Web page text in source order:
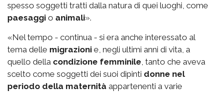
spesso soggetti tratti dalla natura di quei luoghi, come
paesaggi o animali».
«Nel tempo - continua - si era anche interessato al
tema delle migrazioni e, negli ultimi anni di vita, a
quello della condizione femminile, tanto che aveva
scelto come soggetti dei suoi dipinti donne nel
periodo della maternità appartenenti a varie